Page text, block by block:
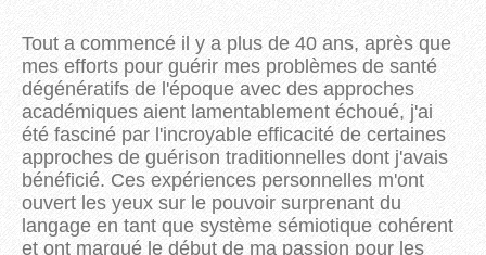
Tout a commencé il y a plus de 40 ans, après que
mes efforts pour guérir mes problèmes de santé
dégénératifs de l'époque avec des approches
académiques aient lamentablement échoué, j'ai
été fasciné par l'incroyable efficacité de certaines
approches de guérison traditionnelles dont j'avais
bénéficié. Ces expériences personnelles m'ont
ouvert les yeux sur le pouvoir surprenant du
langage en tant que système sémiotique cohérent
et ont marqué le début de ma passion pour les